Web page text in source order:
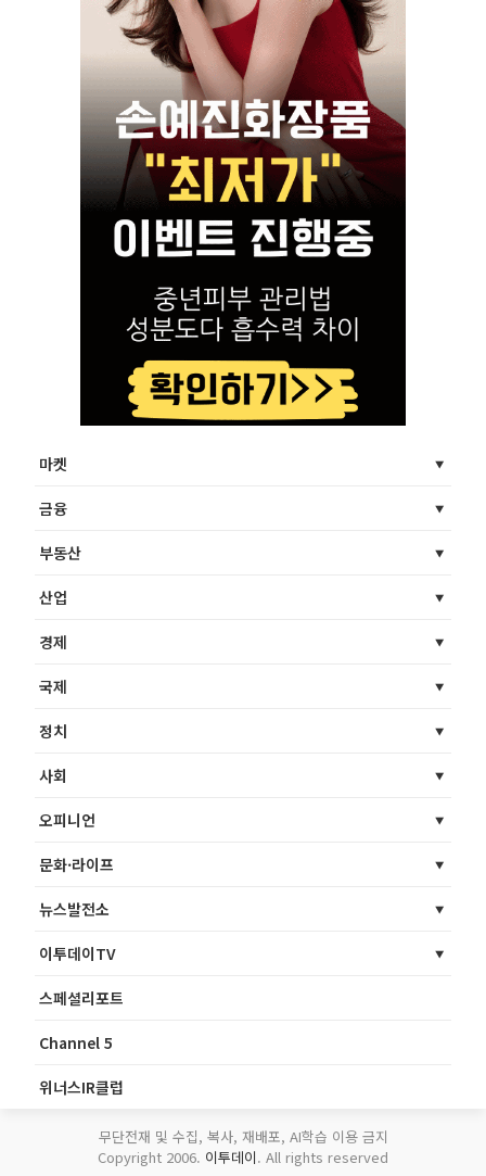
마켓
금융
부동산
산업
경제
국제
정치
사회
오피니언
문화·라이프
뉴스발전소
이투데이TV
스페셜리포트
Channel 5
위너스IR클럽
무단전재 및 수집, 복사, 재배포, AI학습 이용 금지
Copyright 2006. 이투데이. All rights reserved